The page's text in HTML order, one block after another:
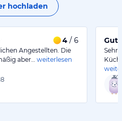
hochladen
4 / 6
Angestellten. Die
aber…
weiterlesen
Sehr